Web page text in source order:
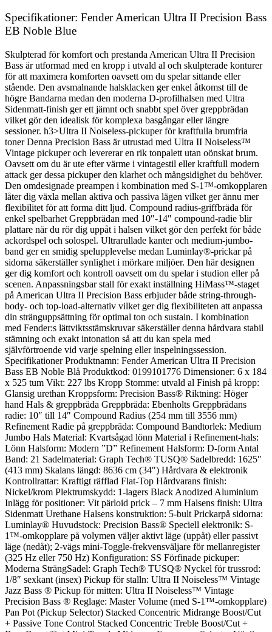
Specifikationer: Fender American Ultra II Precision Bass
EB Noble Blue
Skulpterad för komfort och prestanda American Ultra II Precision
Bass är utformad med en kropp i utvald al och skulpterade konturer
för att maximera komforten oavsett om du spelar sittande eller
stående. Den avsmalnande halsklacken ger enkel åtkomst till de
högre Bandarna medan den moderna D-profilhalsen med Ultra
Sidenmatt-finish ger ett jämnt och snabbt spel över greppbrädan
vilket gör den idealisk för komplexa basgångar eller längre
sessioner. h3>Ultra II Noiseless-pickuper för kraftfulla brumfria
toner Denna Precision Bass är utrustad med Ultra II Noiseless™
Vintage pickuper och levererar en rik tonpalett utan oönskat brum.
Oavsett om du är ute efter värme i vintagestil eller kraftfull modern
attack ger dessa pickuper den klarhet och mångsidighet du behöver.
Den omdesignade preampen i kombination med S-1™-omkopplaren
låter dig växla mellan aktiva och passiva lägen vilket ger ännu mer
flexibilitet för att forma ditt ljud. Compound radius-griffbräda för
enkel spelbarhet Greppbrädan med 10″-14″ compound-radie blir
plattare när du rör dig uppåt i halsen vilket gör den perfekt för både
ackordspel och solospel. Ultrarullade kanter och medium-jumbo-
band ger en smidig spelupplevelse medan Luminlay®-prickar på
sidorna säkerställer synlighet i mörkare miljöer. Den här designen
ger dig komfort och kontroll oavsett om du spelar i studion eller på
scenen. Anpassningsbar stall för exakt inställning HiMass™-staget
på American Ultra II Precision Bass erbjuder både string-through-
body- och top-load-alternativ vilket ger dig flexibiliteten att anpassa
din stränguppsättning för optimal ton och sustain. I kombination
med Fender:s lättviktsstämskruvar säkerställer denna hårdvara stabil
stämning och exakt intonation så att du kan spela med
självförtroende vid varje spelning eller inspelningssession.
Specifikationer Produktnamn: Fender American Ultra II Precision
Bass EB Noble Blå Produktkod: 0199101776 Dimensioner: 6 x 184
x 525 tum Vikt: 227 lbs Kropp Stomme: utvald al Finish på kropp:
Glansig urethan Kroppsform: Precision Bass® Riktning: Höger
hand Hals & greppbräda Greppbräda: Ebenholts Greppbrädans
radie: 10″ till 14″ Compound Radius (254 mm till 3556 mm)
Refinement Radie på greppbräda: Compound Bandtorlek: Medium
Jumbo Hals Material: Kvartsågad lönn Material i Refinement-hals:
Lönn Halsform: Modern ”D” Refinement Halsform: D-form Antal
Band: 21 Sadelmaterial: Graph Tech® TUSQ® Sadelbredd: 1625″
(413 mm) Skalans längd: 8636 cm (34″) Hårdvara & elektronik
Kontrollrattar: Kraftigt räfflad Flat-Top Hårdvarans finish:
Nickel/krom Plektrumskydd: 1-lagers Black Anodized Aluminium
Inlägg för positioner: Vit pärloid prick – 7 mm Halsens finish: Ultra
Sidenmatt Urethane Halsens konstruktion: 5-bult Prickarpå sidorna:
Luminlay® Huvudstock: Precision Bass® Speciell elektronik: S-
1™-omkopplare på volymen väljer aktivt läge (uppåt) eller passivt
läge (nedåt); 2-vägs mini-Toggle-frekvensväljare för mellanregister
(325 Hz eller 750 Hz) Konfiguration: SS Förfinade pickuper:
Moderna SträngSadel: Graph Tech® TUSQ® Nyckel för trussrod:
1/8″ sexkant (insex) Pickup för stalln: Ultra II Noiseless™ Vintage
Jazz Bass ® Pickup för mitten: Ultra II Noiseless™ Vintage
Precision Bass ® Reglage: Master Volume (med S-1™-omkopplare)
Pan Pot (Pickup Selector) Stacked Concentric Midrange Boost/Cut
+ Passive Tone Control Stacked Concentric Treble Boost/Cut +